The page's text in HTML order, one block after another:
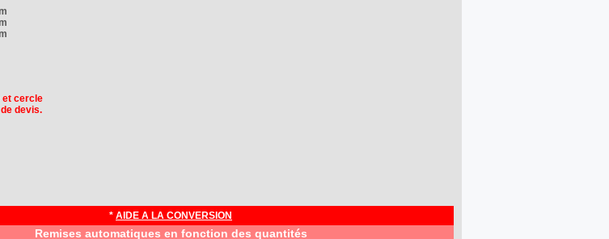
et cercle
devis.
* AIDE A LA CONVERSION
Remises automatiques en fonction des quantités